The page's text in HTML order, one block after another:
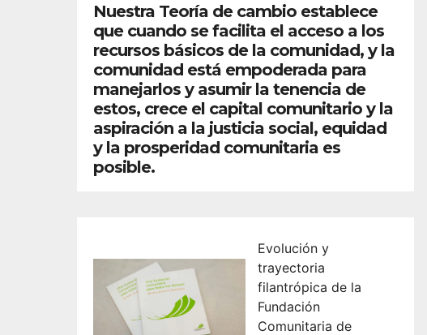
Nuestra Teoría de cambio establece
que cuando se facilita el acceso a los
recursos básicos de la comunidad, y la
comunidad está empoderada para
manejarlos y asumir la tenencia de
estos, crece el capital comunitario y la
aspiración a la justicia social, equidad
y la prosperidad comunitaria es
posible.
Evolución y
trayectoria
filantrópica de la
Fundación
Comunitaria de